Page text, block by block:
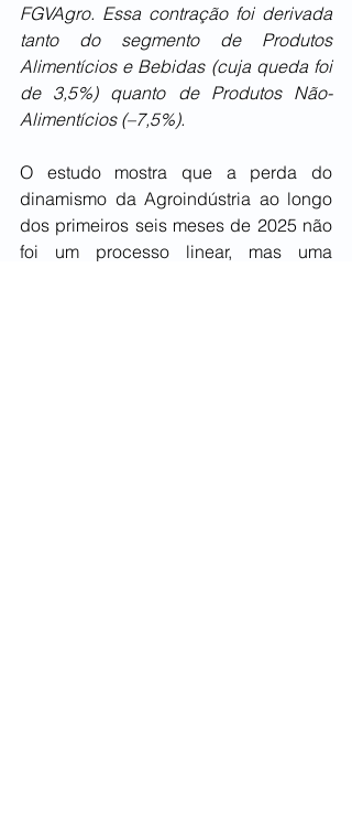
FGVAgro. Essa contração foi derivada
tanto do segmento de Produtos
Alimentícios e Bebidas (cuja queda foi
de 3,5%) quanto de Produtos Não-
Alimentícios (–7,5%).
O estudo mostra que a perda do
dinamismo da Agroindústria ao longo
dos primeiros seis meses de 2025 não
foi um processo linear, mas uma